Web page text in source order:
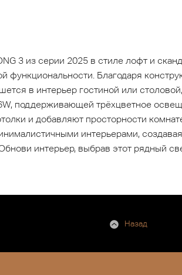
3 из серии 2025 в стиле лофт и
функциональности. Благодаря
в интерьер гостиной или
поддерживающей трёхцветное
и добавляют просторности
интерьерами,
интерьер, выбрав этот рядный
Назад